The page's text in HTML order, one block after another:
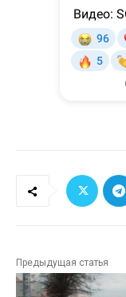
Предыдущая статья